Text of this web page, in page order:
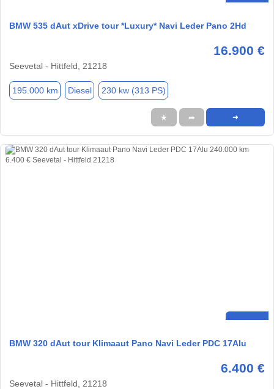
BMW 535 dAut xDrive tour *Luxury* Navi Leder Pano 2Hd
16.900 €
Seevetal - Hittfeld, 21218
195.000 km Diesel 230 kw (313 PS)
★ ➦ ➜
BMW 320 dAut tour Klimaaut Pano Navi Leder PDC 17Alu
6.400 €
Seevetal - Hittfeld, 21218